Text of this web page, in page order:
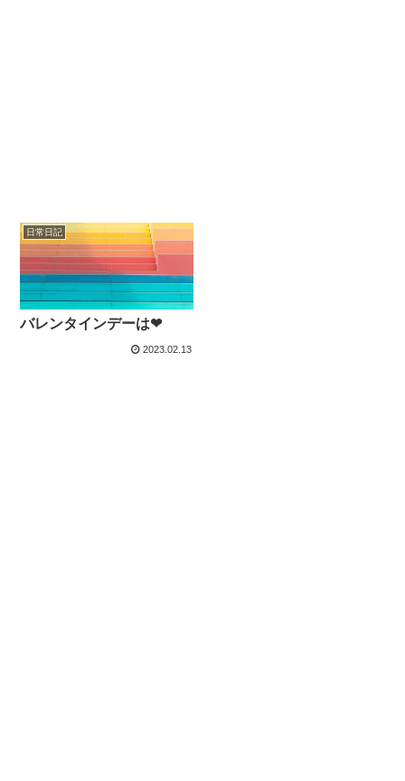
日常日記
バレンタインデーは❤
2023.02.13